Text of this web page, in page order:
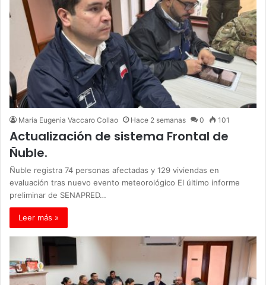
María Eugenia Vaccaro Collao Hace 2 semanas 0 101
Actualización de sistema Frontal de
Ñuble.
Ñuble registra 74 personas afectadas y 129 viviendas en
evaluación tras nuevo evento meteorológico El último informe
preliminar de SENAPRED…
Leer más »